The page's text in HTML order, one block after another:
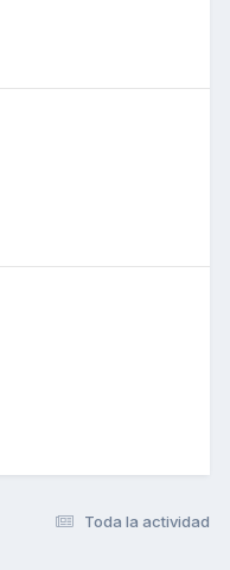
Toda la actividad